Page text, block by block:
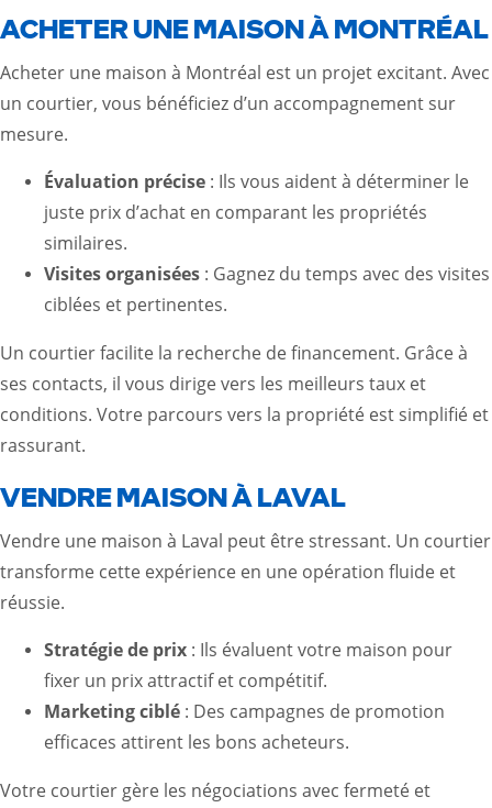
ACHETER UNE MAISON À MONTRÉAL
Acheter une maison à Montréal est un projet excitant. Avec
un courtier, vous bénéficiez d’un accompagnement sur
mesure.
Évaluation précise : Ils vous aident à déterminer le
juste prix d’achat en comparant les propriétés
similaires.
Visites organisées : Gagnez du temps avec des visites
ciblées et pertinentes.
Un courtier facilite la recherche de financement. Grâce à
ses contacts, il vous dirige vers les meilleurs taux et
conditions. Votre parcours vers la propriété est simplifié et
rassurant.
VENDRE MAISON À LAVAL
Vendre une maison à Laval peut être stressant. Un courtier
transforme cette expérience en une opération fluide et
réussie.
Stratégie de prix : Ils évaluent votre maison pour
fixer un prix attractif et compétitif.
Marketing ciblé : Des campagnes de promotion
efficaces attirent les bons acheteurs.
Votre courtier gère les négociations avec fermeté et